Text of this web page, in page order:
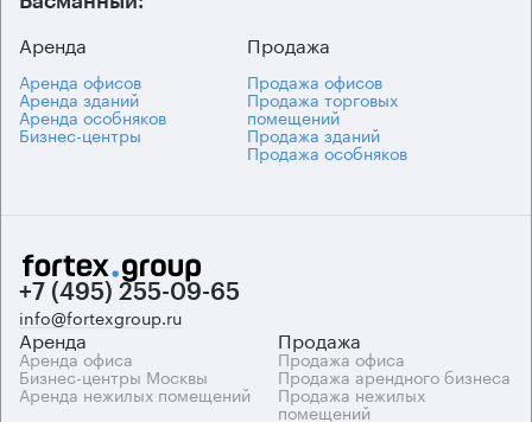
Аренда
Аренда офисов
Аренда зданий
Аренда особняков
Бизнес-центры
Продажа
Продажа офисов
Продажа торговых
помещений
Продажа зданий
Продажа особняков
+7 (495) 255-09-65
info@fortexgroup.ru
Аренда
Аренда офиса
Бизнес-центры Москвы
Аренда нежилых помещений
Продажа
Продажа офиса
Продажа арендного бизнеса
Продажа нежилых
помещений